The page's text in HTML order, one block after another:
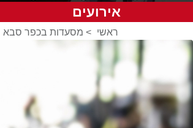
אירועים
ראשי > מסעדות בכפר סבא